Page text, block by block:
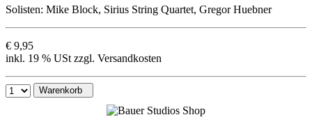
Solisten: Mike Block, Sirius String Quartet, Gregor Huebner
€ 9,95
inkl. 19 % USt zzgl. Versandkosten
Warenkorb